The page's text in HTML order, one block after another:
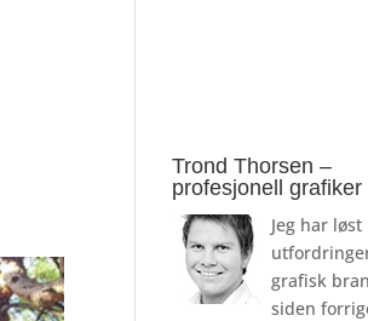
Trond Thorsen –
profesjonell grafiker
Jeg har løst
grafisk
siden